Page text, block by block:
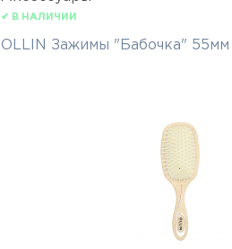
✔ В НАЛИЧИИ
OLLIN Зажимы "Бабочка" 55мм